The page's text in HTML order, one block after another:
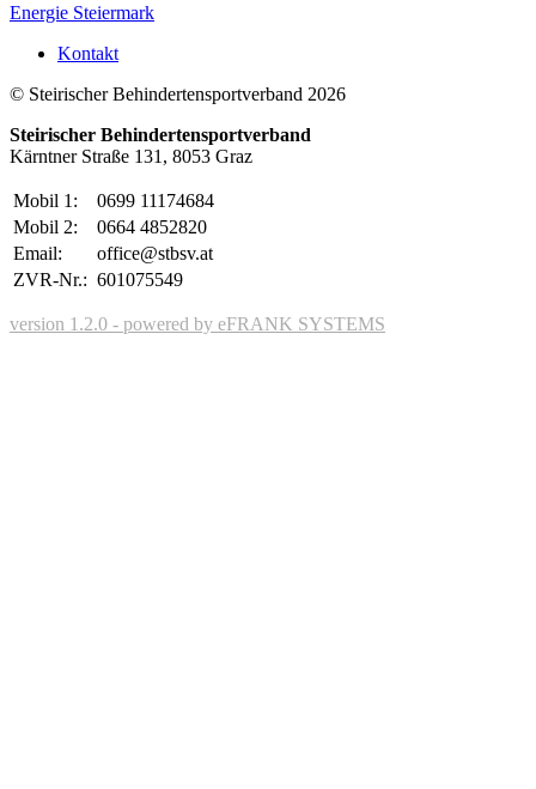
Energie Steiermark
Kontakt
© Steirischer Behindertensportverband 2026
Steirischer Behindertensportverband
Kärntner Straße 131, 8053 Graz
Mobil 1:
0699 11174684
Mobil 2:
0664 4852820
Email:
office@stbsv.at
ZVR-Nr.: 601075549
version 1.2.0 - powered by eFRANK SYSTEMS